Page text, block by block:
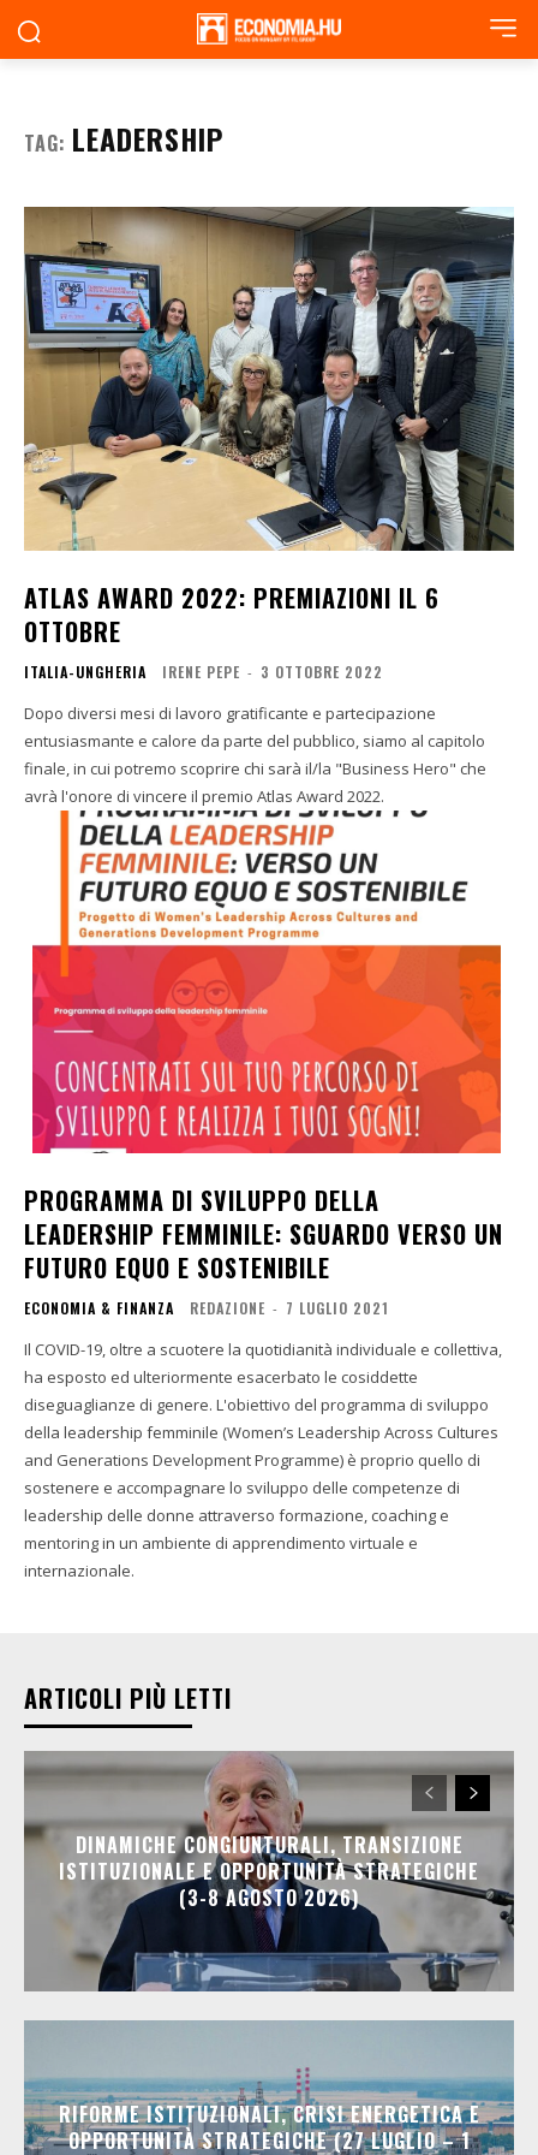
TAG: LEADERSHIP
ATLAS AWARD 2022: PREMIAZIONI IL 6
OTTOBRE
ITALIA-UNGHERIA IRENE PEPE - 3 OTTOBRE 2022
Dopo diversi mesi di lavoro gratificante e partecipazione
entusiasmante e calore da parte del pubblico, siamo al capitolo
finale, in cui potremo scoprire chi sarà il/la "Business Hero" che
avrà l'onore di vincere il premio Atlas Award 2022.
PROGRAMMA DI SVILUPPO DELLA
LEADERSHIP FEMMINILE: SGUARDO VERSO UN
FUTURO EQUO E SOSTENIBILE
ECONOMIA & FINANZA REDAZIONE - 7 LUGLIO 2021
Il COVID-19, oltre a scuotere la quotidianità individuale e collettiva,
ha esposto ed ulteriormente esacerbato le cosiddette
diseguaglianze di genere. L'obiettivo del programma di sviluppo
della leadership femminile (Women’s Leadership Across Cultures
and Generations Development Programme) è proprio quello di
sostenere e accompagnare lo sviluppo delle competenze di
leadership delle donne attraverso formazione, coaching e
mentoring in un ambiente di apprendimento virtuale e
internazionale.
ARTICOLI PIÙ LETTI
DINAMICHE CONGIUNTURALI, TRANSIZIONE
ISTITUZIONALE E OPPORTUNITÀ STRATEGICHE
(3-8 AGOSTO 2026)
RIFORME ISTITUZIONALI, CRISI ENERGETICA E
OPPORTUNITÀ STRATEGICHE (27 LUGLIO – 1